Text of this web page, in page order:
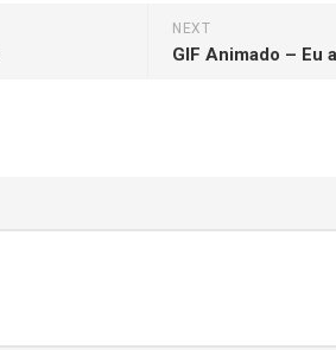
NEXT
GIF Animado – Eu